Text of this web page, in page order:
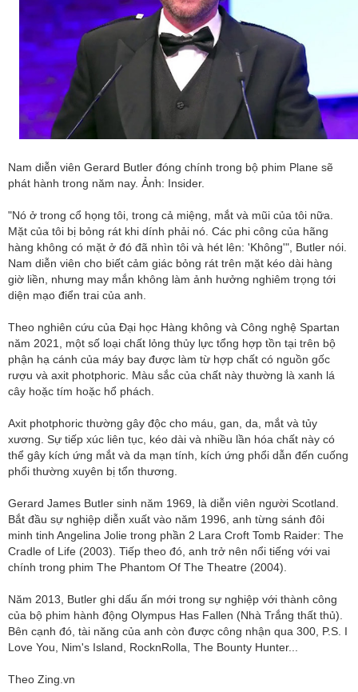
Nam diễn viên Gerard Butler đóng chính trong bộ phim Plane sẽ
phát hành trong năm nay. Ảnh: Insider.
"Nó ở trong cổ họng tôi, trong cả miệng, mắt và mũi của tôi nữa.
Mặt của tôi bị bỏng rát khi dính phải nó. Các phi công của hãng
hàng không có mặt ở đó đã nhìn tôi và hét lên: 'Không'", Butler nói.
Nam diễn viên cho biết cảm giác bỏng rát trên mặt kéo dài hàng
giờ liền, nhưng may mắn không làm ảnh hưởng nghiêm trọng tới
diện mạo điển trai của anh.
Theo nghiên cứu của Đại học Hàng không và Công nghệ Spartan
năm 2021, một số loại chất lỏng thủy lực tổng hợp tồn tại trên bộ
phận hạ cánh của máy bay được làm từ hợp chất có nguồn gốc
rượu và axit photphoric. Màu sắc của chất này thường là xanh lá
cây hoặc tím hoặc hổ phách.
Axit photphoric thường gây độc cho máu, gan, da, mắt và tủy
xương. Sự tiếp xúc liên tục, kéo dài và nhiều lần hóa chất này có
thể gây kích ứng mắt và da mạn tính, kích ứng phổi dẫn đến cuống
phổi thường xuyên bị tổn thương.
Gerard James Butler sinh năm 1969, là diễn viên người Scotland.
Bắt đầu sự nghiệp diễn xuất vào năm 1996, anh từng sánh đôi
minh tinh Angelina Jolie trong phần 2 Lara Croft Tomb Raider: The
Cradle of Life (2003). Tiếp theo đó, anh trở nên nổi tiếng với vai
chính trong phim The Phantom Of The Theatre (2004).
Năm 2013, Butler ghi dấu ấn mới trong sự nghiệp với thành công
của bộ phim hành động Olympus Has Fallen (Nhà Trắng thất thủ).
Bên cạnh đó, tài năng của anh còn được công nhận qua 300, P.S. I
Love You, Nim's Island, RocknRolla, The Bounty Hunter...
Theo Zing.vn